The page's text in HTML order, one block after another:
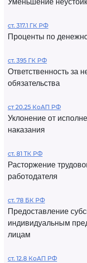
Уменьшение
ст. 317.1 ГК РФ
Проценты по
ст. 395 ГК РФ
Ответственность за
обязательства
ст 20.25 КоАП РФ
Уклонение от
наказания
ст. 81 ТК РФ
Расторжение
работодателя
ст. 78 БК РФ
Предоставление
индивидуальным
лицам
ст. 12.8 КоАП РФ